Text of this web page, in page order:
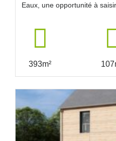
Eaux, une opportunité à saisir
393m²